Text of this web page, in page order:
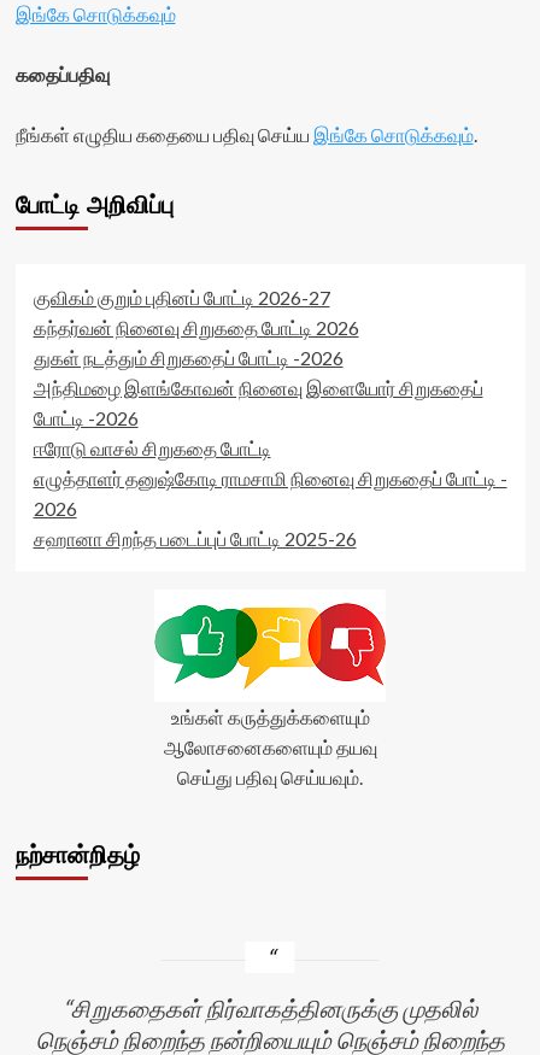
இங்கே சொடுக்கவும்
கதைப்பதிவு
நீங்கள் எழுதிய கதையை பதிவு செய்ய இங்கே சொடுக்கவும்.
போட்டி அறிவிப்பு
குவிகம் குறும் புதினப் போட்டி 2026-27
கந்தர்வன் நினைவு சிறுகதை போட்டி 2026
துகள் நடத்தும் சிறுகதைப் போட்டி -2026
அந்திமழை இளங்கோவன் நினைவு இளையோர் சிறுகதைப்
போட்டி -2026
ஈரோடு வாசல் சிறுகதை போட்டி
எழுத்தாளர் தனுஷ்கோடி ராமசாமி நினைவு சிறுகதைப் போட்டி -
2026
சஹானா சிறந்த படைப்புப் போட்டி 2025-26
உங்கள் கருத்துக்களையும்
ஆலோசனைகளையும் தயவு
செய்து பதிவு செய்யவும்.
நற்சான்றிதழ்
சிறுகதைகள் நிர்வாகத்தினருக்கு முதலில்
நெஞ்சம் நிறைந்த நன்றியையும் நெஞ்சம் நிறைந்த